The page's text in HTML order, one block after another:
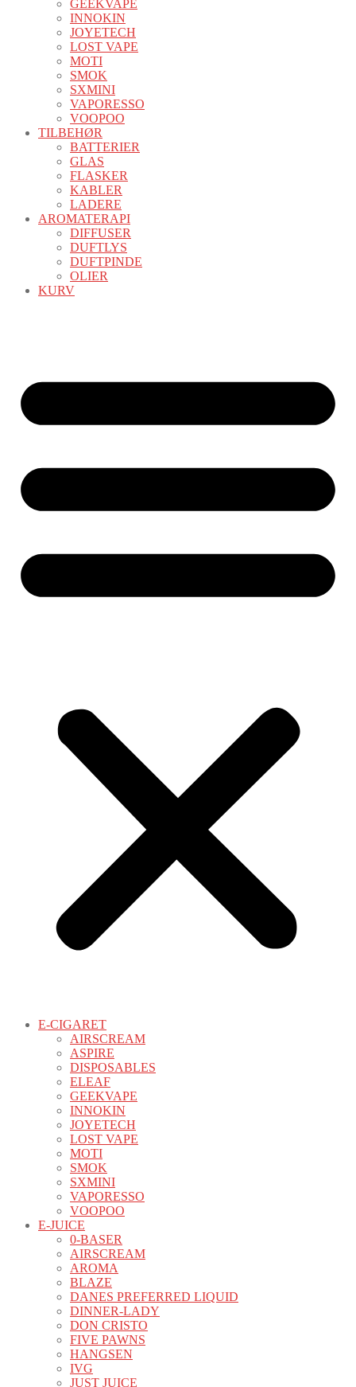
GEEKVAPE
INNOKIN
JOYETECH
LOST VAPE
MOTI
SMOK
SXMINI
VAPORESSO
VOOPOO
TILBEHØR
BATTERIER
GLAS
FLASKER
KABLER
LADERE
AROMATERAPI
DIFFUSER
DUFTLYS
DUFTPINDE
OLIER
KURV
E-CIGARET
AIRSCREAM
ASPIRE
DISPOSABLES
ELEAF
GEEKVAPE
INNOKIN
JOYETECH
LOST VAPE
MOTI
SMOK
SXMINI
VAPORESSO
VOOPOO
E-JUICE
0-BASER
AIRSCREAM
AROMA
BLAZE
DANES PREFERRED LIQUID
DINNER-LADY
DON CRISTO
FIVE PAWNS
HANGSEN
IVG
JUST JUICE